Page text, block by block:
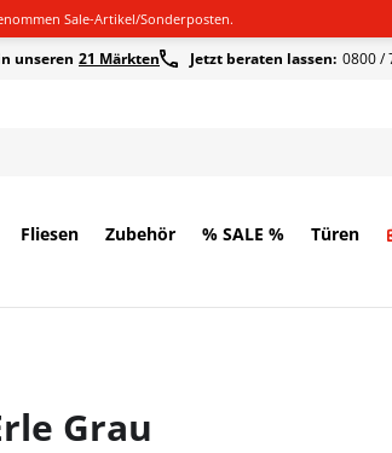
Sale-Artikel/Sonderposten.
unseren 21 Märkten Jetzt beraten lassen: 0800 /
Fliesen Zubehör % SALE % Türen
Grau